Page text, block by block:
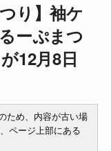
り】袖ケ
ーぷまつ
12月8日
ため、内容が古い場
ページ上部にある